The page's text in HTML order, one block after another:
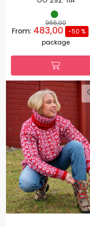
966,00
From: 483,00 -50 %
package